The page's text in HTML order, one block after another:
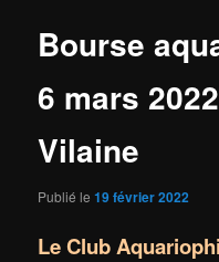
Bourse
6 mars
Vilaine
Publié le19 février 2022
Le Club